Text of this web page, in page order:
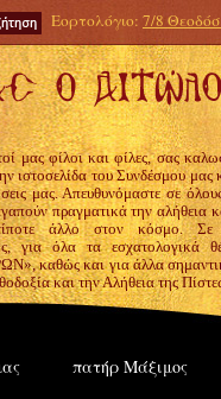
Εορτολόγιο: 7/8
μας φίλοι και φίλες, σας
ιστοσελίδα του Συνδέσμου μας
μας. Απευθυνόμαστε σε
πραγματικά την αλήθεια
άλλο στον κόσμο.
για όλα τα εσχατολογικά
καθώς και για άλλα
και την Αλήθεια της
πατήρ Μάξιμος